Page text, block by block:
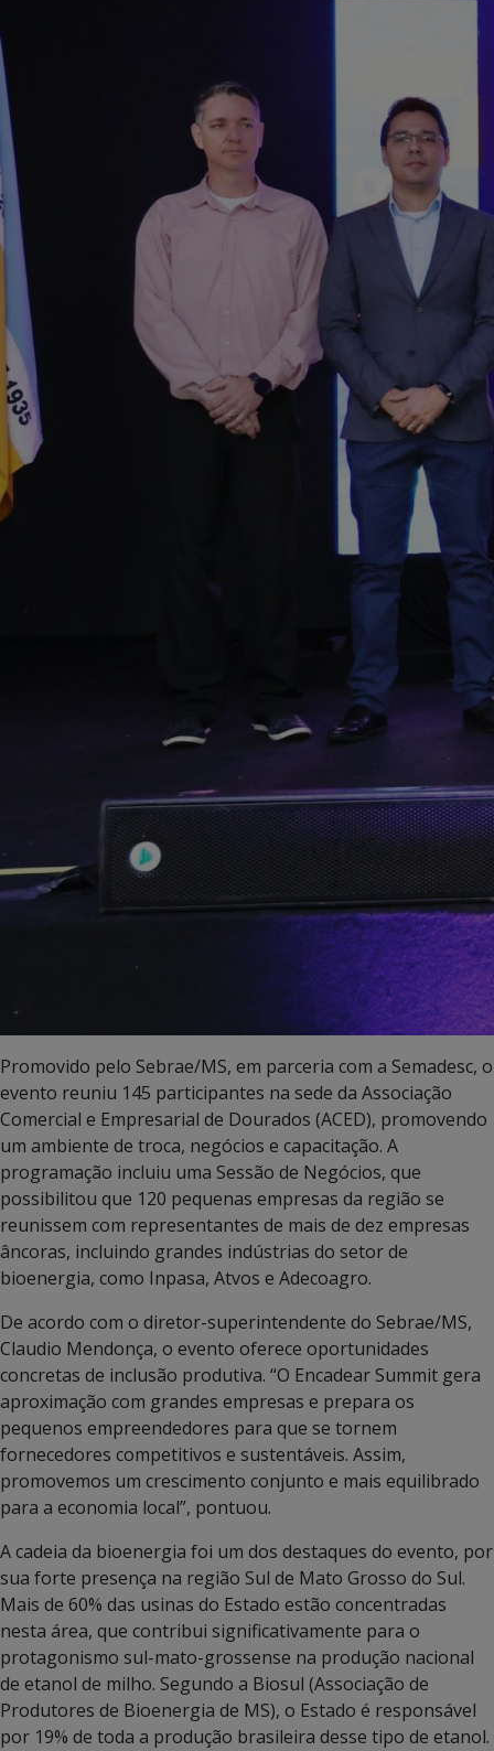
Promovido pelo Sebrae/MS, em parceria com a Semadesc, o
evento reuniu 145 participantes na sede da Associação
Comercial e Empresarial de Dourados (ACED), promovendo
um ambiente de troca, negócios e capacitação. A
programação incluiu uma Sessão de Negócios, que
possibilitou que 120 pequenas empresas da região se
reunissem com representantes de mais de dez empresas
âncoras, incluindo grandes indústrias do setor de
bioenergia, como Inpasa, Atvos e Adecoagro.
De acordo com o diretor-superintendente do Sebrae/MS,
Claudio Mendonça, o evento oferece oportunidades
concretas de inclusão produtiva. “O Encadear Summit gera
aproximação com grandes empresas e prepara os
pequenos empreendedores para que se tornem
fornecedores competitivos e sustentáveis. Assim,
promovemos um crescimento conjunto e mais equilibrado
para a economia local”, pontuou.
A cadeia da bioenergia foi um dos destaques do evento, por
sua forte presença na região Sul de Mato Grosso do Sul.
Mais de 60% das usinas do Estado estão concentradas
nesta área, que contribui significativamente para o
protagonismo sul-mato-grossense na produção nacional
de etanol de milho. Segundo a Biosul (Associação de
Produtores de Bioenergia de MS), o Estado é responsável
por 19% de toda a produção brasileira desse tipo de etanol.